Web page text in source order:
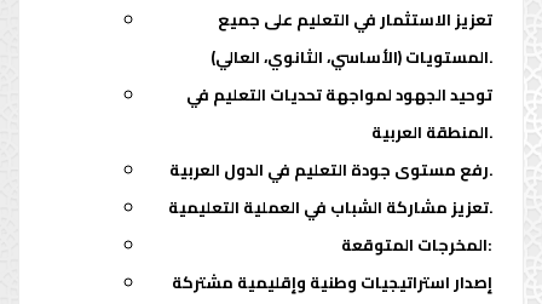
تعزيز الاستثمار في التعليم على جميع
المستويات (الأساسي، الثانوي، العالي).
توحيد الجهود لمواجهة تحديات التعليم في
المنطقة العربية.
رفع مستوى جودة التعليم في الدول العربية.
تعزيز مشاركة الشباب في العملية التعليمية.
المخرجات المتوقعة:
إصدار استراتيجيات وطنية وإقليمية مشتركة